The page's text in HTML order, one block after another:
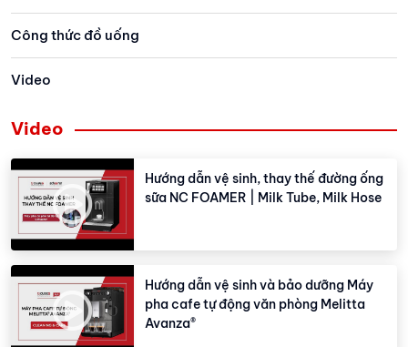
Công thức đồ uống
Video
Video
Hướng dẫn vệ sinh, thay thế đường ống
sữa NC FOAMER | Milk Tube, Milk Hose
Hướng dẫn vệ sinh và bảo dưỡng Máy
pha cafe tự động văn phòng Melitta
Avanza®